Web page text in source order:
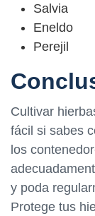
Salvia
Eneldo
Perejil
Cultivar
fácil si sabes
los
y poda
Protege tus